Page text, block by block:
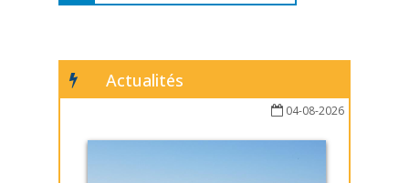
Actualités
04-08-2026